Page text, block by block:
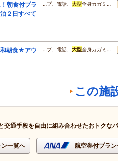
朝食付プラ
２日すべて
…プ、電話、 大型全身カガミ…
和朝食★アウ
…プ、電話、 大型全身カガミ…
この施
交通手段を自由に組み合わせたおトクな
ン一覧へ 航空券付プラ